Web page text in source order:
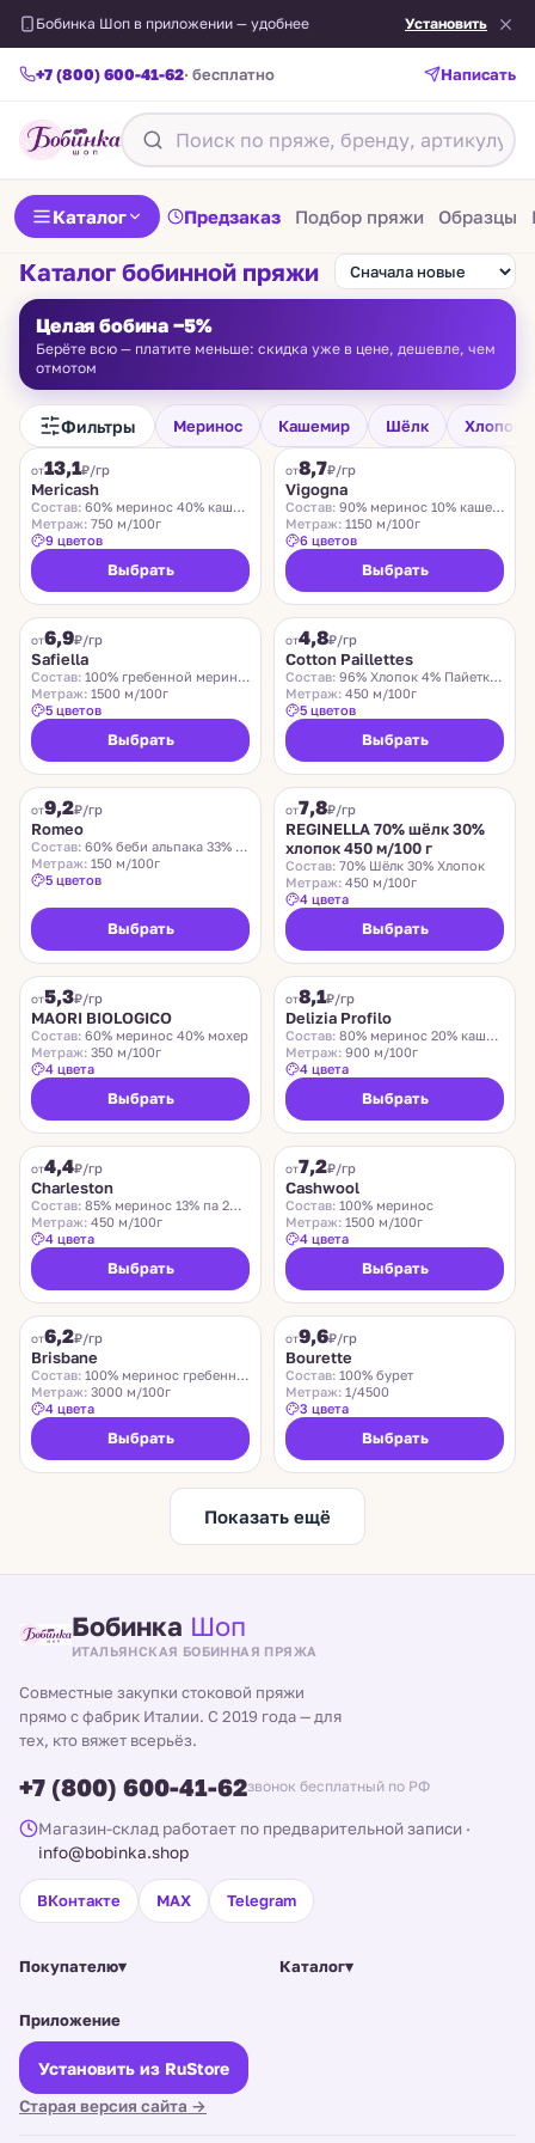
Бобинка Шоп в приложении — удобнее Установить
+7 (800) 600-41-62· бесплатно Написать
Каталог Предзаказ Подбор пряжи Образцы
Каталог бобинной пряжи
Целая бобина −5%
Берёте всю — платите меньше: скидка уже в цене, дешевле, чем
отмотом
Фильтры Меринос Кашемир Шёлк Хлопок
FILAMORE
от13,1₽/гр
Mericash
Состав: 60% меринос 40% кашемир
Метраж: 750 м/100г
9 цветов
Выбрать
VIGOGNA
от8,7₽/гр
Vigogna
Состав: 90% меринос 10% кашемир
Метраж: 1150 м/100г
6 цветов
Выбрать
от6,9₽/гр
Safiella
Состав: 100% гребенной меринос
Метраж: 1500 м/100г
5 цветов
Выбрать
от4,8₽/гр
Cotton Paillettes
Состав: 96% Хлопок 4% Пайетки Полиэстер
Метраж: 450 м/100г
5 цветов
Выбрать
от9,2₽/гр
Romeo
Состав: 60% беби альпака 33% меринос 7% нейлон
Метраж: 150 м/100г
5 цветов
Выбрать
от7,8₽/гр
REGINELLA 70% шёлк 30%
хлопок 450 м/100 г
Состав: 70% Шёлк 30% Хлопок
Метраж: 450 м/100г
4 цвета
Выбрать
от5,3₽/гр
MAORI BIOLOGICO
Состав: 60% меринос 40% мохер
Метраж: 350 м/100г
4 цвета
Выбрать
от8,1₽/гр
Delizia Profilo
Состав: 80% меринос 20% кашемир
Метраж: 900 м/100г
4 цвета
Выбрать
от4,4₽/гр
Charleston
Состав: 85% меринос 13% па 2% эластан
Метраж: 450 м/100г
4 цвета
Выбрать
от7,2₽/гр
Cashwool
Состав: 100% меринос
Метраж: 1500 м/100г
4 цвета
Выбрать
от6,2₽/гр
Brisbane
Состав: 100% меринос гребенной
Метраж: 3000 м/100г
4 цвета
Выбрать
Хит
от9,6₽/гр
Bourette
Состав: 100% бурет
Метраж: 1/4500
3 цвета
Выбрать
Показать ещё
Бобинка Шоп
ИТАЛЬЯНСКАЯ БОБИННАЯ ПРЯЖА
Совместные закупки стоковой пряжи
прямо с фабрик Италии. С 2019 года — для
тех, кто вяжет всерьёз.
+7 (800) 600-41-62звонок бесплатный по РФ
Магазин-склад работает по предварительной записи ·
info@bobinka.shop
ВКонтакте MAX Telegram
Покупателю▾ Каталог▾
Приложение
Установить из RuStore
Старая версия сайта →